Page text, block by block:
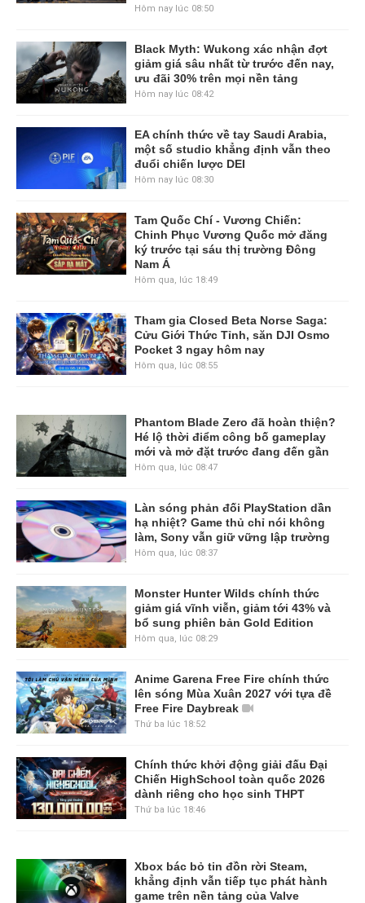
Hôm nay lúc 08:50
Black Myth: Wukong xác nhận đợt
giảm giá sâu nhất từ trước đến nay,
ưu đãi 30% trên mọi nền tảng
Hôm nay lúc 08:42
EA chính thức về tay Saudi Arabia,
một số studio khẳng định vẫn theo
đuổi chiến lược DEI
Hôm nay lúc 08:30
Tam Quốc Chí - Vương Chiến:
Chinh Phục Vương Quốc mở đăng
ký trước tại sáu thị trường Đông
Nam Á
Hôm qua, lúc 18:49
Tham gia Closed Beta Norse Saga:
Cửu Giới Thức Tỉnh, săn DJI Osmo
Pocket 3 ngay hôm nay
Hôm qua, lúc 08:55
Phantom Blade Zero đã hoàn thiện?
Hé lộ thời điểm công bố gameplay
mới và mở đặt trước đang đến gần
Hôm qua, lúc 08:47
Làn sóng phản đối PlayStation dần
hạ nhiệt? Game thủ chỉ nói không
làm, Sony vẫn giữ vững lập trường
Hôm qua, lúc 08:37
Monster Hunter Wilds chính thức
giảm giá vĩnh viễn, giảm tới 43% và
bổ sung phiên bản Gold Edition
Hôm qua, lúc 08:29
Anime Garena Free Fire chính thức
lên sóng Mùa Xuân 2027 với tựa đề
Free Fire Daybreak
Thứ ba lúc 18:52
Chính thức khởi động giải đấu Đại
Chiến HighSchool toàn quốc 2026
dành riêng cho học sinh THPT
Thứ ba lúc 18:46
Xbox bác bỏ tin đồn rời Steam,
khẳng định vẫn tiếp tục phát hành
game trên nền tảng của Valve